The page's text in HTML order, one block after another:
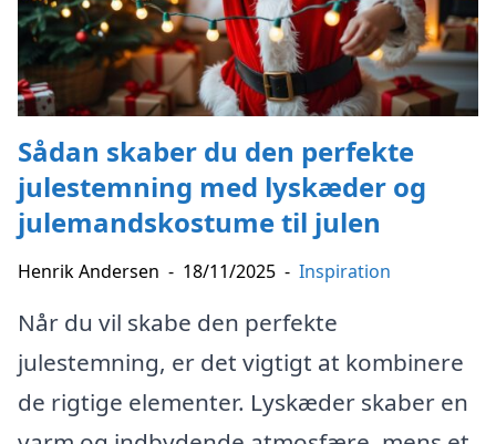
Sådan skaber du den perfekte
julestemning med lyskæder og
julemandskostume til julen
Henrik Andersen - 18/11/2025 - Inspiration
Når du vil skabe den perfekte
julestemning, er det vigtigt at kombinere
de rigtige elementer. Lyskæder skaber en